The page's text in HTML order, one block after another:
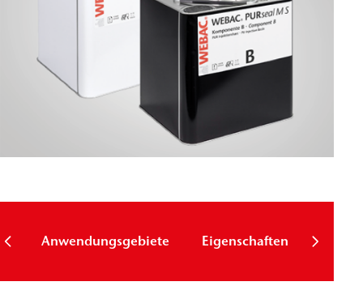
Anwendungsgebiete Eigenschaften